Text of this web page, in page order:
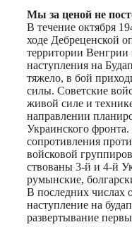
Мы за ценой не
В течение октября
ходе Дебреценской
территории Венгрии
наступления на
тяжело, в бой
силы. Советские
живой силе и
направлении
Украинского
сопротивления
войсковой
ствованы 3-й и 4-й
румынские,
В последних числах
наступление на
развертывание